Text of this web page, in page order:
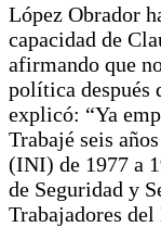
López Obrador
capacidad de
afirmando que
política después
explicó: “Ya
Trabajé seis
(INI) de 1977 a
de Seguridad y
Trabajadores